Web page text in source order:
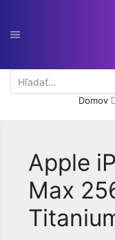
Domov
Apple
Max